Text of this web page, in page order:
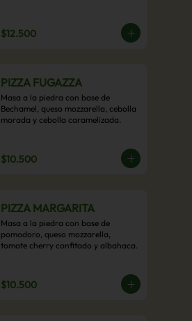
$12.500
PIZZA FUGAZZA
Masa a la piedra con base de
Bechamel, queso mozzarella, cebolla
morada y cebolla caramelizada.
$10.500
PIZZA MARGARITA
Masa a la piedra con base de
pomodoro, queso mozzarella,
tomate cherry confitado y albahaca.
$10.500